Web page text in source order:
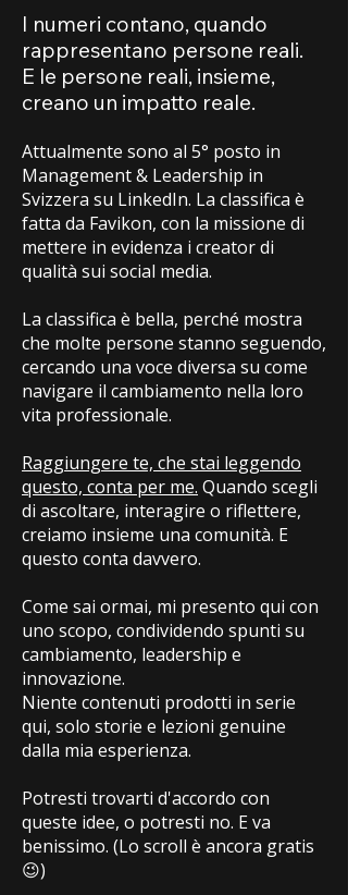
I numeri contano, quando
rappresentano persone reali.
E le persone reali, insieme,
creano un impatto reale.
Attualmente sono al 5° posto in
Management & Leadership in
Svizzera su LinkedIn. La classifica è
fatta da Favikon, con la missione di
mettere in evidenza i creator di
qualità sui social media.
La classifica è bella, perché mostra
che molte persone stanno seguendo,
cercando una voce diversa su come
navigare il cambiamento nella loro
vita professionale.
Raggiungere te, che stai leggendo
questo, conta per me. Quando scegli
di ascoltare, interagire o riflettere,
creiamo insieme una comunità. E
questo conta davvero.
Come sai ormai, mi presento qui con
uno scopo, condividendo spunti su
cambiamento, leadership e
innovazione.
Niente contenuti prodotti in serie
qui, solo storie e lezioni genuine
dalla mia esperienza.
Potresti trovarti d'accordo con
queste idee, o potresti no. E va
benissimo. (Lo scroll è ancora gratis
😉)